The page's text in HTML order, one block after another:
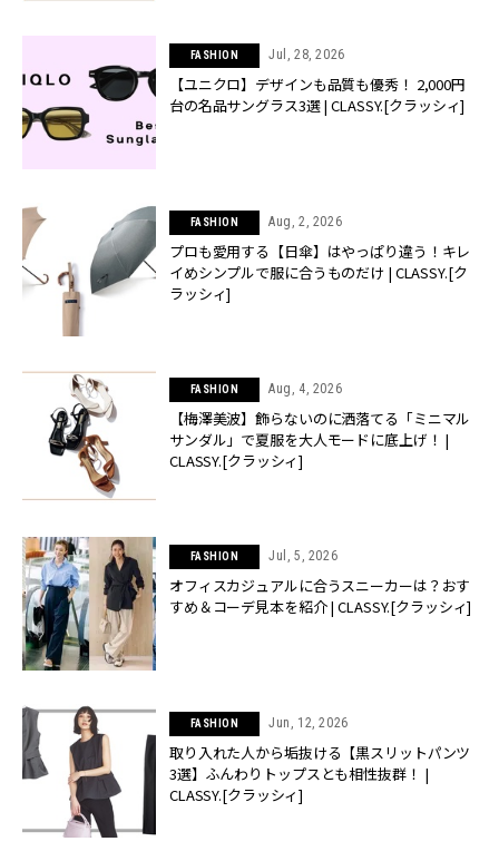
FASHION Jul, 28, 2026
【ユニクロ】デザインも品質も優秀！ 2,000円
台の名品サングラス3選 | CLASSY.[クラッシィ]
FASHION Aug, 2, 2026
プロも愛用する【日傘】はやっぱり違う！キレ
イめシンプルで服に合うものだけ | CLASSY.[ク
ラッシィ]
FASHION Aug, 4, 2026
【梅澤美波】飾らないのに洒落てる「ミニマル
サンダル」で夏服を大人モードに底上げ！ |
CLASSY.[クラッシィ]
FASHION Jul, 5, 2026
オフィスカジュアルに合うスニーカーは？おす
すめ＆コーデ見本を紹介 | CLASSY.[クラッシィ]
FASHION Jun, 12, 2026
取り入れた人から垢抜ける【黒スリットパンツ
3選】ふんわりトップスとも相性抜群！ |
CLASSY.[クラッシィ]